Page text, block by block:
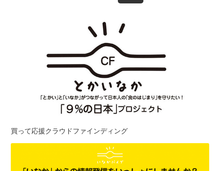
買って応援クラウドファインディング